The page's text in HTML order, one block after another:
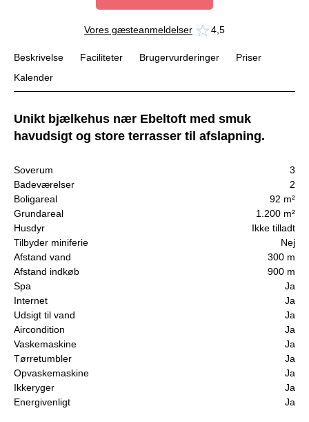
Vores gæsteanmeldelser 4,5
Beskrivelse Faciliteter Brugervurderinger
Priser
Kalender
Unikt bjælkehus nær Ebeltoft med smuk
havudsigt og store terrasser til afslapning.
Soverum
3
Badeværelser
2
Boligareal
92 m²
Grundareal
1.200 m²
Husdyr
Ikke tilladt
Tilbyder miniferie
Nej
Afstand vand
300 m
Afstand indkøb
900 m
Spa
Ja
Internet
Ja
Udsigt til vand
Ja
Aircondition
Ja
Vaskemaskine
Ja
Tørretumbler
Ja
Opvaskemaskine
Ja
Ikkeryger
Ja
Energivenligt
Ja